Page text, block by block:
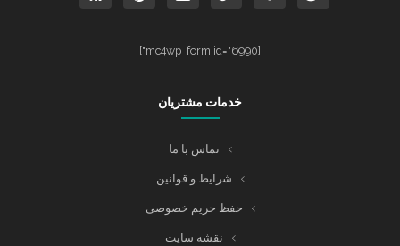
[mc4wp_form id="6990"]
خدمات مشتریان
تماس با ما
شرایط و قوانین
حفظ حریم خصوصی
نقشه سایت